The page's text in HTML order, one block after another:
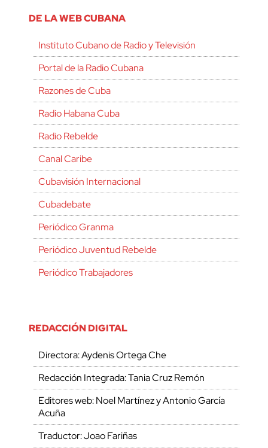
DE LA WEB CUBANA
Instituto Cubano de Radio y Televisión
Portal de la Radio Cubana
Razones de Cuba
Radio Habana Cuba
Radio Rebelde
Canal Caribe
Cubavisión Internacional
Cubadebate
Periódico Granma
Periódico Juventud Rebelde
Periódico Trabajadores
REDACCIÓN DIGITAL
Directora: Aydenis Ortega Che
Redacción Integrada: Tania Cruz Remón
Editores web: Noel Martínez y Antonio García
Acuña
Traductor: Joao Fariñas